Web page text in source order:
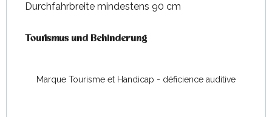
Durchfahrbreite mindestens 90 cm
Tourismus und Behinderung
Tourismus und Behinderung
Marque Tourisme et Handicap - déficience auditive